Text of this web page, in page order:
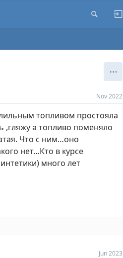
Nov 2022
топливом простояла
,гляжу а топливо поменяло
Что с ним…оно
нет…Кто в курсе
много лет
Jun 2023